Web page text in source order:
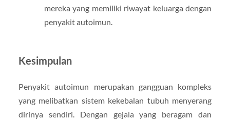
mereka yang memiliki riwayat keluarga dengan
penyakit autoimun.
Kesimpulan
Penyakit autoimun merupakan gangguan kompleks
yang melibatkan sistem kekebalan tubuh menyerang
dirinya sendiri. Dengan gejala yang beragam dan